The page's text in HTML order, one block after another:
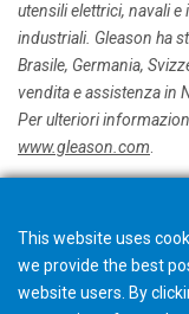
utensili elettrici, navali
industriali. Gleason ha
Brasile, Germania,
vendita e assistenza in
Per ulteriori
www.gleason.com.
Christian Albrecht,
Gleason Corporation
This website uses
we provide the best
website users. By